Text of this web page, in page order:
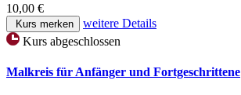
10,00 €
Kurs merken
weitere Details
Kurs abgeschlossen
Malkreis für Anfänger und Fortgeschrittene